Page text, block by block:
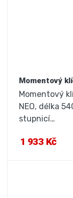
Momentový
Momentový
NEO, délka
stupnicí…
1 933 Kč